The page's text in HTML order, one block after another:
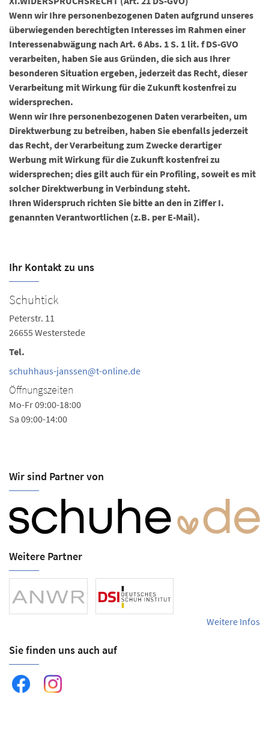
Wenn wir Ihre personenbezogenen Daten aufgrund unseres
überwiegenden berechtigten Interesses im Rahmen einer
Interessenabwägung nach Art. 6 Abs. 1 S. 1 lit. f DS-GVO
verarbeiten, haben Sie aus Gründen, die sich aus Ihrer
besonderen Situation ergeben, jederzeit das Recht, dieser
Verarbeitung mit Wirkung für die Zukunft kostenfrei zu
widersprechen.
Wenn wir Ihre personenbezogenen Daten verarbeiten, um
Direktwerbung zu betreiben, haben Sie ebenfalls jederzeit
das Recht, der Verarbeitung zum Zwecke derartiger
Werbung mit Wirkung für die Zukunft kostenfrei zu
widersprechen; dies gilt auch für ein Profiling, soweit es mit
solcher Direktwerbung in Verbindung steht.
Ihren Widerspruch richten Sie bitte an den in Ziffer I.
genannten Verantwortlichen (z.B. per E-Mail).
Ihr Kontakt zu uns
Schuhtick
Peterstr. 11
26655 Westerstede
Tel.
schuhhaus-janssen@t-online.de
Öffnungszeiten
Mo-Fr 09:00-18:00
Sa 09:00-14:00
Wir sind Partner von
Weitere Partner
Weitere Infos
Sie finden uns auch auf